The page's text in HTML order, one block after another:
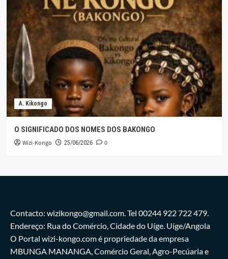
A. Kikongo
O SIGNIFICADO DOS NOMES DOS BAKONGO
Wizi-Kongo 25/06/2026 0
Contacto: wizikongo@gmail.com. Tel 00244 922 722 479.
Endereço: Rua do Comércio, Cidade do Uíge. Uíge/Angola
O Portal wizi-kongo.com é propriedade da empresa
MBUNGA MANANGA, Comércio Geral, Agro-Pecúaria e